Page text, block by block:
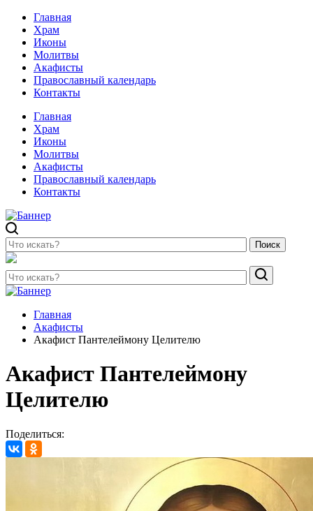
Главная
Храм
Иконы
Молитвы
Акафисты
Православный календарь
Контакты
Главная
Храм
Иконы
Молитвы
Акафисты
Православный календарь
Контакты
Поиск
Главная
Акафисты
Акафист Пантелеймону Целителю
Акафист Пантелеймону
Целителю
Поделиться: